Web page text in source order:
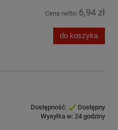
Cena netto: 6,94 zł
do koszyka
Dostępność:
Dostępny
Wysyłka w: 24 godziny